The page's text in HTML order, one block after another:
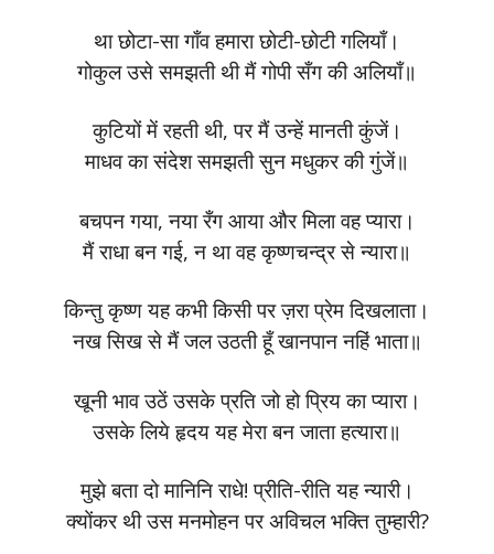
था छोटा-सा गाँव हमारा छोटी-छोटी गलियाँ।
गोकुल उसे समझती थी मैं गोपी सँग की अलियाँ॥
कुटियों में रहती थी, पर मैं उन्हें मानती कुंजें।
माधव का संदेश समझती सुन मधुकर की गुंजें॥
बचपन गया, नया रँग आया और मिला वह प्यारा।
मैं राधा बन गई, न था वह कृष्णचन्द्र से न्यारा॥
किन्तु कृष्ण यह कभी किसी पर ज़रा प्रेम दिखलाता।
नख सिख से मैं जल उठती हूँ खानपान नहिं भाता॥
खूनी भाव उठें उसके प्रति जो हो प्रिय का प्यारा।
उसके लिये हृदय यह मेरा बन जाता हत्यारा॥
मुझे बता दो मानिनि राधे! प्रीति-रीति यह न्यारी।
क्योंकर थी उस मनमोहन पर अविचल भक्ति तुम्हारी?